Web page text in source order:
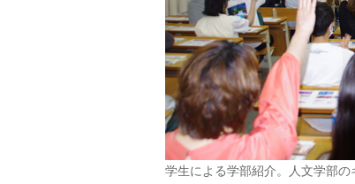
学生による学部紹介。人文学部